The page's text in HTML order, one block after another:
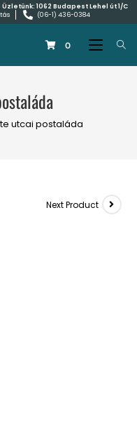
- Üzletünk: 1062 Budapest Lehel út 1/C
(06-1) 436-0384
0
utcai postaláda
Next Product